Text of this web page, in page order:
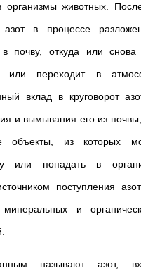
организмы животных.
азот в процессе
в почву, откуда или снова
или переходит в
вклад в круговорот
и вымывания его из
объекты, из которых
или попадать в
поступления
минеральных и
называют азот,